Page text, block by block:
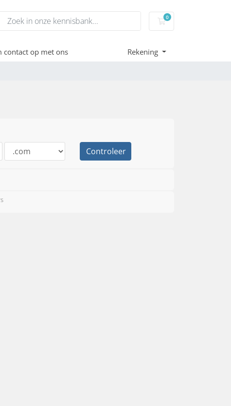
0
Winkelwagen
contact op met ons Rekening
Controleer